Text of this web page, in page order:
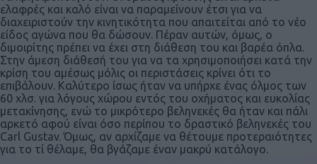
ελαφρές και καλό είναι να παραμείνουν έτσι για να
διαχειριστούν την κινητικότητα που απαιτείται από το νέο
είδος αγώνα που θα δώσουν. Πέραν αυτών, όμως, ο
διμοιρίτης πρέπει να έχει στη διάθεση του και βαρέα όπλα.
Στην άμεση διάθεσή του για να τα χρησιμοποιήσει κατά την
κρίση του αμέσως μόλις οι περιστάσεις κρίνει ότι το
επιβάλουν. Καλύτερο ίσως ήταν να υπήρχε ένας όλμος των
60 χλσ. για λόγους χώρου εντός του οχήματος και ευκολίας
μετακίνησης, ενώ το μικρότερο βεληνεκές θα ήταν και πάλι
αρκετό αφού είναι όσο περίπου το δραστικό βεληνεκές του
Carl Gustav. Όμως, αν αρχίζαμε να θέτουμε προτεραιότητες
για το τί θέλαμε, θα βγάζαμε έναν μακρύ κατάλογο.